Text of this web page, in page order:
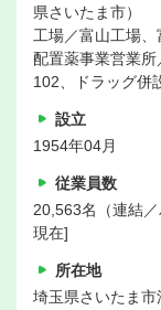
県さいたま市）
工場／富山工場、
配置薬事業営業
102、ドラッグ併
設立
1954年04月
従業員数
20,563名（連結
現在]
所在地
埼玉県さいたま